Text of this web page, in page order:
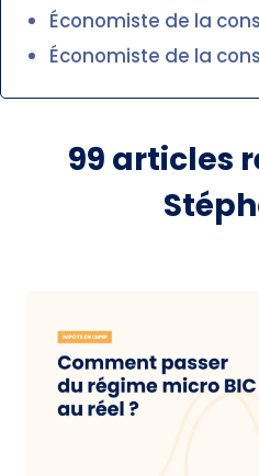
Économiste de la
Économiste de la
99 articles